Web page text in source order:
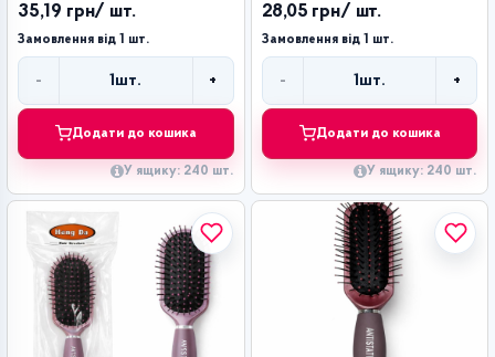
35,19 грн/ шт.
Замовлення від 1 шт.
- 1шт. +
Додати до кошика
У ящику: 240 шт.
28,05 грн/ шт.
Замовлення від 1 шт.
- 1шт. +
Додати до кошика
У ящику: 240 шт.